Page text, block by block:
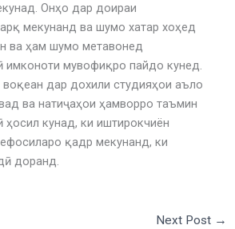
Онҳо дар доираи
мекунанд ва шумо хатар хоҳед
ва ҳам шумо метавонед
имконоти мувофиқро пайдо кунед.
дар дохили студияҳои аъло
ва натиҷаҳои ҳамворро таъмин
ҳосил кунад, ки иштирокчиён
қадр мекунанд, ки
доранд.
Next Post →